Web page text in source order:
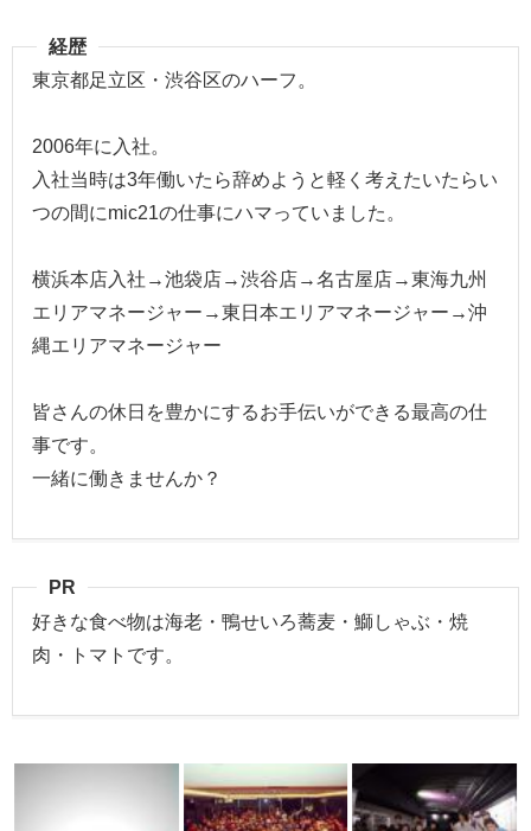
経歴
東京都足立区・渋谷区のハーフ。
2006年に入社。
入社当時は3年働いたら辞めようと軽く考えたいたらい
つの間にmic21の仕事にハマっていました。
横浜本店入社→池袋店→渋谷店→名古屋店→東海九州
エリアマネージャー→東日本エリアマネージャー→沖
縄エリアマネージャー
皆さんの休日を豊かにするお手伝いができる最高の仕
事です。
一緒に働きませんか？
PR
好きな食べ物は海老・鴨せいろ蕎麦・鰤しゃぶ・焼
肉・トマトです。